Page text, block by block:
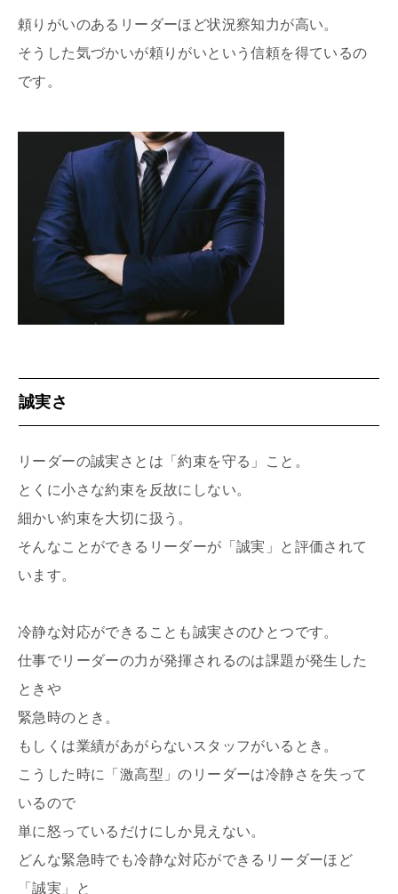
頼りがいのあるリーダーほど状況察知力が高い。
そうした気づかいが頼りがいという信頼を得ているの
です。
誠実さ
リーダーの誠実さとは「約束を守る」こと。
とくに小さな約束を反故にしない。
細かい約束を大切に扱う。
そんなことができるリーダーが「誠実」と評価されて
います。
冷静な対応ができることも誠実さのひとつです。
仕事でリーダーの力が発揮されるのは課題が発生した
ときや
緊急時のとき。
もしくは業績があがらないスタッフがいるとき。
こうした時に「激高型」のリーダーは冷静さを失って
いるので
単に怒っているだけにしか見えない。
どんな緊急時でも冷静な対応ができるリーダーほど
「誠実」と